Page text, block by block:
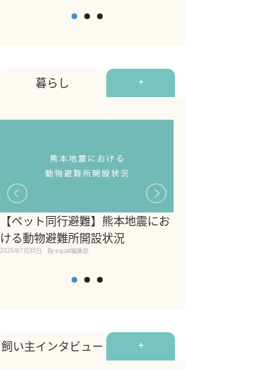
暮らし +
【ペット同行避難】熊本地震にお
ける動物避難所開設状況
2026年7月30日 By equall編集部
飼い主インタビュー +